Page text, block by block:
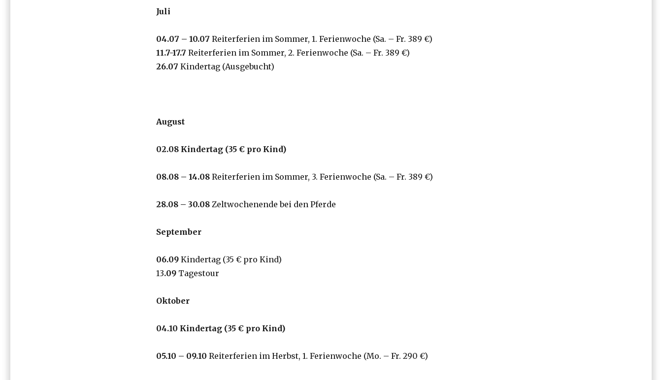
Juli
04.07 – 10.07 Reiterferien im Sommer, 1. Ferienwoche (Sa. – Fr. 389 €)
11.7-17.7 Reiterferien im Sommer, 2. Ferienwoche (Sa. – Fr. 389 €)
26.07 Kindertag (Ausgebucht)
August
02.08 Kindertag (35 € pro Kind)
08.08 – 14.08Reiterferien im Sommer, 3. Ferienwoche (Sa. – Fr. 389 €)
28.08 – 30.08Zeltwochenende bei den Pferde
September
06.09Kindertag (35 € pro Kind)
13.09Tagestour
Oktober
04.10 Kindertag (35 € pro Kind)
05.10 – 09.10 Reiterferien im Herbst, 1. Ferienwoche (Mo. – Fr. 290 €)